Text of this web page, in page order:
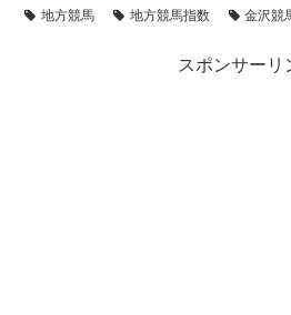
地方競馬
地方競馬指数 金沢競
スポンサーリ